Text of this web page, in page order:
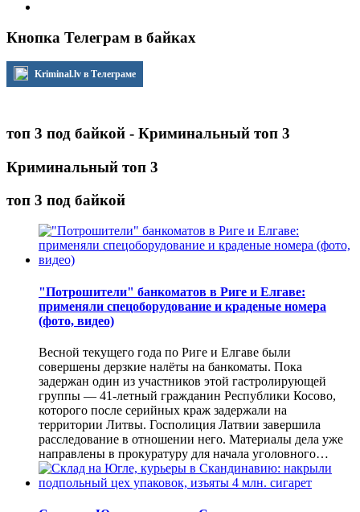
Кнопка Телеграм в байках
Kriminal.lv в Телеграме
топ 3 под байкой - Криминальный топ 3
Криминальный топ 3
топ 3 под байкой
"Потрошители" банкоматов в Риге и Елгаве:
применяли спецоборудование и краденые номера
(фото, видео)
Весной текущего года по Риге и Елгаве были
совершены дерзкие налёты на банкоматы. Пока
задержан один из участников этой гастролирующей
группы — 41-летный гражданин Республики Косово,
которого после серийных краж задержали на
территории Литвы. Госполиция Латвии завершила
расследование в отношении него. Материалы дела уже
направлены в прокуратуру для начала уголовного…